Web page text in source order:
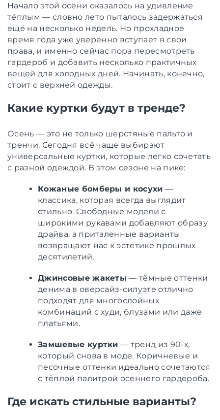
Начало этой осени оказалось на удивление
тёплым — словно лето пыталось задержаться
ещё на несколько недель. Но прохладное
время года уже уверенно вступает в свои
права, и именно сейчас пора пересмотреть
гардероб и добавить несколько практичных
вещей для холодных дней. Начинать, конечно,
стоит с верхней одежды.
Какие куртки будут в тренде?
Осень — это не только шерстяные пальто и
тренчи. Сегодня всё чаще выбирают
универсальные куртки, которые легко сочетать
с разной одеждой. В этом сезоне на пике:
Кожаные бомберы и косухи —
классика, которая всегда выглядит
стильно. Свободные модели с
широкими рукавами добавляют образу
драйва, а приталенные варианты
возвращают нас к эстетике прошлых
десятилетий.
Джинсовые жакеты — тёмные оттенки
денима в оверсайз-силуэте отлично
подходят для многослойных
комбинаций с худи, блузами или даже
платьями.
Замшевые куртки — тренд из 90-х,
который снова в моде. Коричневые и
песочные оттенки идеально сочетаются
с тёплой палитрой осеннего гардероба.
Где искать стильные варианты?